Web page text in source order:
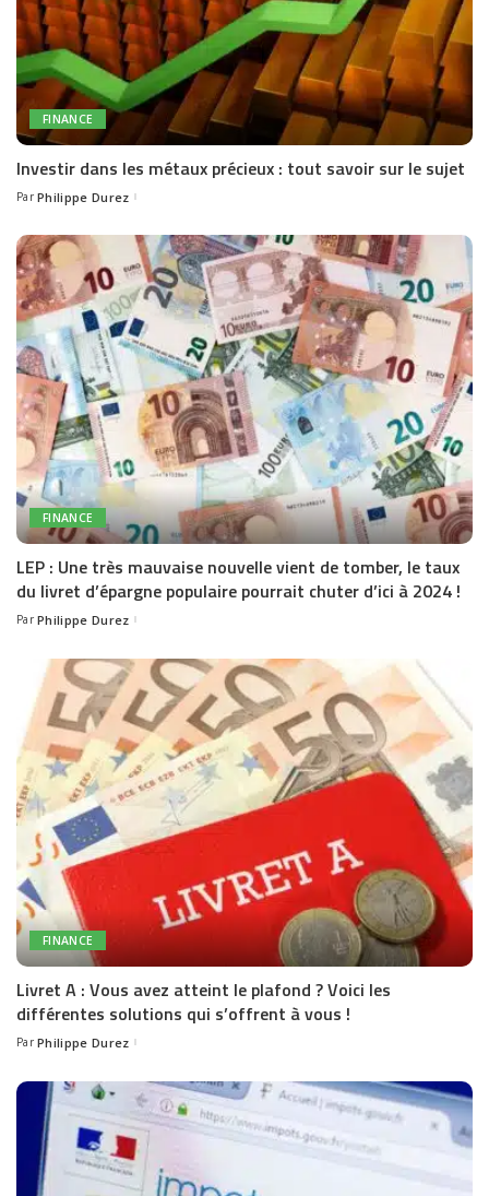
FINANCE
Investir dans les métaux précieux : tout savoir sur le sujet
Posted
Par Philippe Durez
FINANCE
LEP : Une très mauvaise nouvelle vient de tomber, le taux
du livret d’épargne populaire pourrait chuter d’ici à 2024 !
Posted
Par Philippe Durez
FINANCE
Livret A : Vous avez atteint le plafond ? Voici les
différentes solutions qui s’offrent à vous !
Posted
Par Philippe Durez